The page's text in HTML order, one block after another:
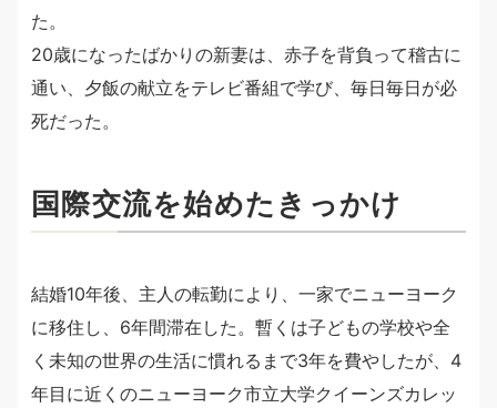
た。
20歳になったばかりの新妻は、赤子を背負って稽古に
通い、夕飯の献立をテレビ番組で学び、毎日毎日が必
死だった。
国際交流を始めたきっかけ
結婚10年後、主人の転勤により、一家でニューヨーク
に移住し、6年間滞在した。暫くは子どもの学校や全
く未知の世界の生活に慣れるまで3年を費やしたが、4
年目に近くのニューヨーク市立大学クイーンズカレッ